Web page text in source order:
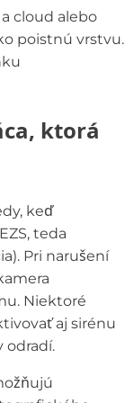
cloud alebo
poistnú vrstvu.
ktorá
keď
teda
Pri narušení
Niektoré
aj sirénu
odradí.